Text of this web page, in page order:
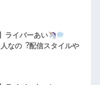
ライバーあい
なの︖配信スタイルや